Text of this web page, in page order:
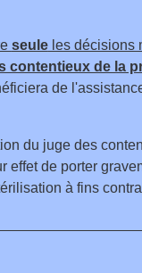
seuleles décisions
contentieux de la
de
du juge des
de porter
à fins